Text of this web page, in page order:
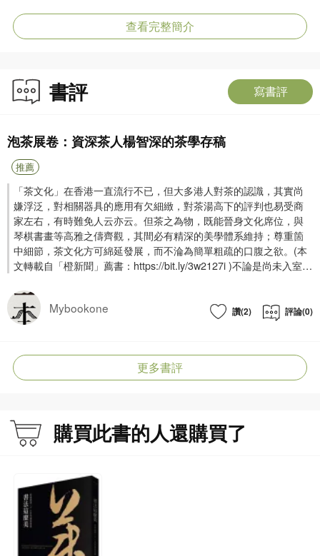
查看完整簡介
書評 寫書評
泡茶展卷：資深茶人楊智深的茶學存稿
推薦
「茶文化」在香港一直流行不已，但大多港人對茶的認識，其實尚
嫌浮泛，對相關器具的應用有欠細緻，對茶湯高下的評判也易受商
家左右，有時難免人云亦云。但茶之為物，既能晉身文化席位，與
琴棋書畫等高雅之儔齊觀，其間必有精深的美學體系維持；尊重箇
中細節，茶文化方可綿延發展，而不淪為簡單粗疏的口腹之欲。(本
文轉載自「橙新聞」薦書：https://bit.ly/3w2127i )不論是尚未入室抑
卷細覽。楊智深是深受尊崇的茶學專家，該書收錄楊氏談茶、論
茶、評茶的文章凡五十四篇，由「內篇」、「外篇」、「雜篇」、
「附錄」四個部分組成：「內篇」收錄楊氏專門談論「茶」的文
學」理論之源頭、對傳統文化的看法、對「美」的追求；「雜篇」
的材料與楊氏的茶學有間接而微妙的關係，可視為本書正文的延伸
或補充；「附錄」則包括〈緬懷專輯〉、〈一期一會〉及〈對談／
概念、文化等等，都談得專門而詳盡，讀者細細品味肯定各有所
得。尤為可貴的是，楊智深對茶在歷朝的發展有深刻認知，憑此考
的陸羽《茶經》，其中涉及煮茶的具體步驟、器具標準等，都是因
應唐代「煮茶」「喫茶」而發，與明代以後的「泡茶」「飲茶」其
趣各異，並不宜套用於現在的泡茶行為。楊智深以明太祖廢蒸團、
興炒散為分界線，立論中正，法眼別具，僅此一端已可見其茶學功
底之紮實。楊智深論茶，固然着重對茶湯的品鑑，而又能不囿於
此，將茶的審美目的歸結於修養內心，以「格物」取代「玩物」，
Mybookone 讚(2) 評論(0)
更多書評
購買此書的人還購買了